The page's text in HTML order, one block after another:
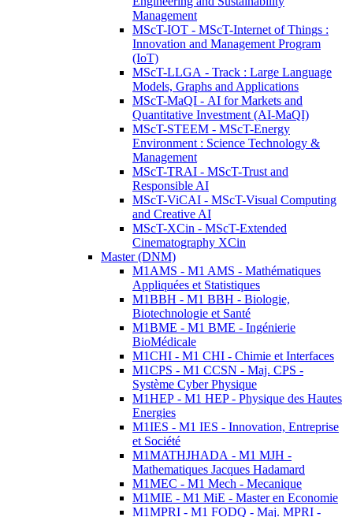
Management
MScT-IOT - MScT-Internet of Things :
Innovation and Management Program
(IoT)
MScT-LLGA - Track : Large Language
Models, Graphs and Applications
MScT-MaQI - AI for Markets and
Quantitative Investment (AI-MaQI)
MScT-STEEM - MScT-Energy
Environment : Science Technology &
Management
MScT-TRAI - MScT-Trust and
Responsible AI
MScT-ViCAI - MScT-Visual Computing
and Creative AI
MScT-XCin - MScT-Extended
Cinematography XCin
Master (DNM)
M1AMS - M1 AMS - Mathématiques
Appliquées et Statistiques
M1BBH - M1 BBH - Biologie,
Biotechnologie et Santé
M1BME - M1 BME - Ingénierie
BioMédicale
M1CHI - M1 CHI - Chimie et Interfaces
M1CPS - M1 CCSN - Maj. CPS -
Système Cyber Physique
M1HEP - M1 HEP - Physique des Hautes
Energies
M1IES - M1 IES - Innovation, Entreprise
et Société
M1MATHJHADA - M1 MJH -
Mathematiques Jacques Hadamard
M1MEC - M1 Mech - Mecanique
M1MIE - M1 MiE - Master en Economie
M1MPRI - M1 FODQ - Maj. MPRI -